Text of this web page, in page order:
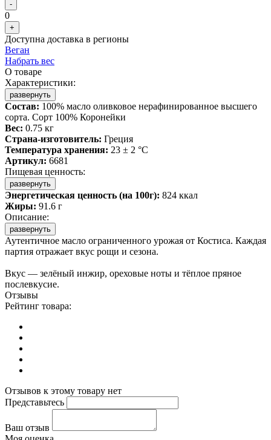
-
0
+
Доступна доставка в регионы
Веган
Набрать вес
О товаре
Характеристики:
развернуть
Состав: 100% масло оливковое нерафинированное высшего
сорта. Сорт 100% Коронейки
Вес: 0.75 кг
Страна-изготовитель: Греция
Температура хранения: 23 ± 2 °C
Артикул: 6681
Пищевая ценность:
развернуть
Энергетическая ценность (на 100г): 824 ккал
Жиры: 91.6 г
Описание:
развернуть
Аутентичное масло ограниченного урожая от Костиса. Каждая
партия отражает вкус рощи и сезона.
Вкус — зелёный инжир, ореховые ноты и тёплое пряное
послевкусие.
Отзывы
Рейтинг товара:
Отзывов к этому товару нет
Представьтесь
Ваш отзыв